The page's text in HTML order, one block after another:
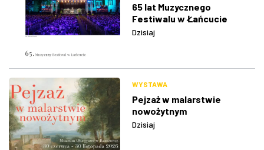
65 lat Muzycznego
Festiwalu w Łańcucie
Dzisiaj
WYSTAWA
Pejzaż w malarstwie
nowożytnym
Dzisiaj